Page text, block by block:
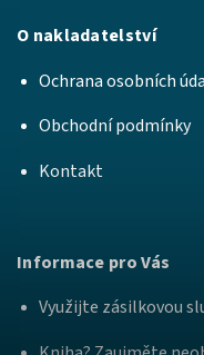
O nakladatelství
Ochrana osobních
Obchodní podmínky
Kontakt
Informace pro Vás
Využijte zásilkovou